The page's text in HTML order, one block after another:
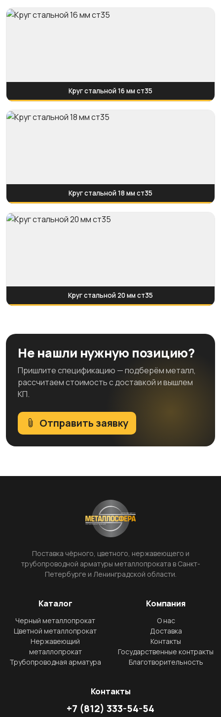
Круг стальной 16 мм ст35
Круг стальной 18 мм ст35
Круг стальной 20 мм ст35
Не нашли нужную позицию?
Пришлите спецификацию — подберём металл,
рассчитаем стоимость с доставкой и вышлем
КП.
Отправить заявку
Поставка чёрного, цветного, нержавеющего и
трубопроводной арматуры металлопроката в Санкт-
Петербурге и Ленинградской области.
Каталог
Черный металлопрокат
Цветной металлопрокат
Нержавеющий
металлопрокат
Трубопроводная арматура
Компания
О нас
Доставка
Контакты
Государственные контракты
Благотворительность
Контакты
+7 (812) 333-54-54